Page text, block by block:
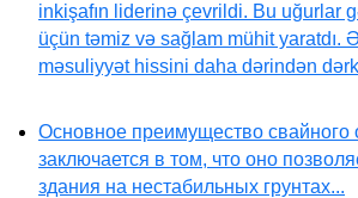
inkişafın liderinə çevrildi. Bu uğurlar
üçün təmiz və sağlam mühit yaratdı.
məsuliyyət hissini daha dərindən
Основное преимущество свайного
заключается в том, что оно
здания на нестабильных грунтах...